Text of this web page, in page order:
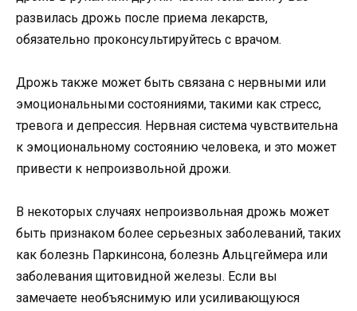
развилась дрожь после приема лекарств,
обязательно проконсультируйтесь с врачом.
Дрожь также может быть связана с нервными или
эмоциональными состояниями, такими как стресс,
тревога и депрессия. Нервная система чувствительна
к эмоциональному состоянию человека, и это может
привести к непроизвольной дрожи.
В некоторых случаях непроизвольная дрожь может
быть признаком более серьезных заболеваний, таких
как болезнь Паркинсона, болезнь Альцгеймера или
заболевания щитовидной железы. Если вы
замечаете необъяснимую или усиливающуюся